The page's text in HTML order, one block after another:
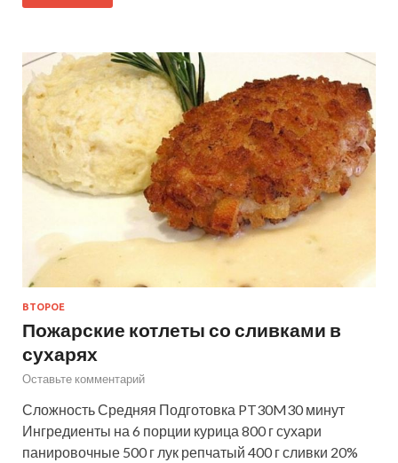
ВТОРОЕ
Пожарские котлеты со сливками в
сухарях
Оставьте комментарий
Сложность Средняя Подготовка PT30M30 минут
Ингредиенты на 6 порции курица 800 г сухари
панировочные 500 г лук репчатый 400 г сливки 20%